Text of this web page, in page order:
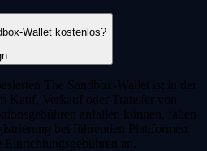
Wallet kostenlos?
The Sandbox-Wallet ist in der
Kauf, Verkauf oder Transfer von
anfallen können, fallen
bei führenden Plattformen
an.